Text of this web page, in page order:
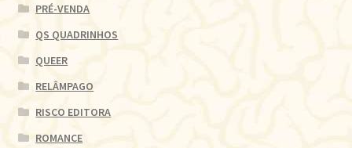
PRÉ-VENDA
QS QUADRINHOS
QUEER
RELÂMPAGO
RISCO EDITORA
ROMANCE